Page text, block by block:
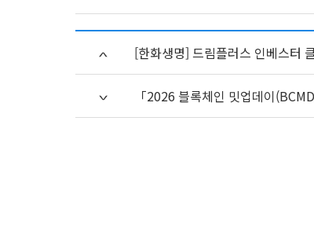
[한화생명] 드림플러스 인베스터
「2026 블록체인 밋업데이